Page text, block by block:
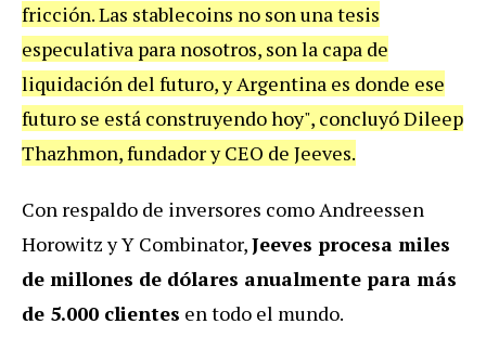
fricción. Las stablecoins no son una tesis
especulativa para nosotros, son la capa de
liquidación del futuro, y Argentina es donde ese
futuro se está construyendo hoy", concluyó Dileep
Thazhmon, fundador y CEO de Jeeves.
Con respaldo de inversores como Andreessen
Horowitz y Y Combinator,Jeeves procesa miles
de millones de dólares anualmente para más
de 5.000 clientes en todo el mundo.